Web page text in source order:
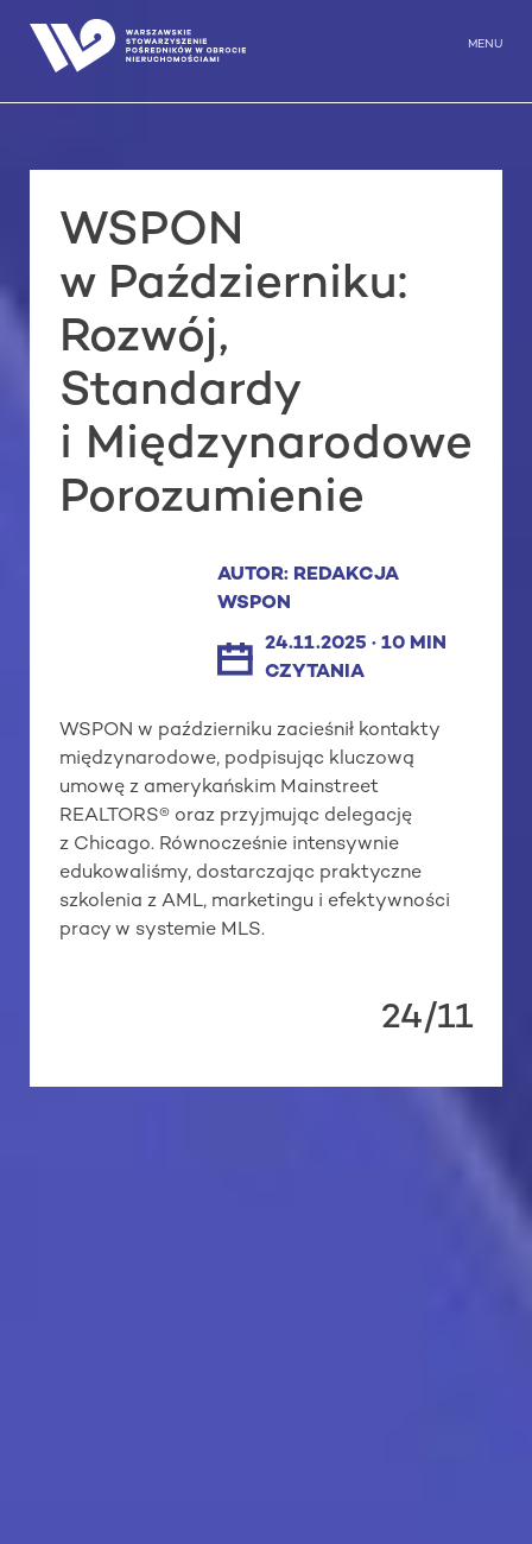
content
MENU
WSPON
w Październiku:
Rozwój,
Standardy
i Międzynarodowe
Porozumienie
AUTOR: REDAKCJA
WSPON
24.11.2025 · 10 MIN
CZYTANIA
WSPON w październiku zacieśnił kontakty
międzynarodowe, podpisując kluczową
umowę z amerykańskim Mainstreet
REALTORS® oraz przyjmując delegację
z Chicago. Równocześnie intensywnie
edukowaliśmy, dostarczając praktyczne
szkolenia z AML, marketingu i efektywności
pracy w systemie MLS.
24/11